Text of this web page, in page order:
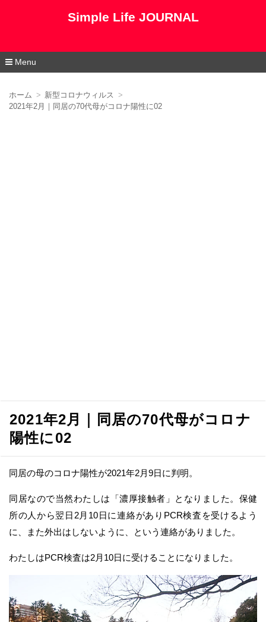
Simple Life JOURNAL
Menu
ホーム
新型コロナウィルス
2021年2月｜同居の70代母がコロナ陽性に02
2021年2月｜同居の70代母がコロナ
陽性に02
同居の母のコロナ陽性が2021年2月9日に判明。
同居なので当然わたしは「濃厚接触者」となりました。保健
所の人から翌日2月10日に連絡がありPCR検査を受けるよう
に、また外出はしないように、という連絡がありました。
わたしはPCR検査は2月10日に受けることになりました。